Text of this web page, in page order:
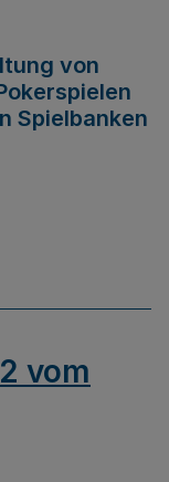
von
Spielbanken
vom